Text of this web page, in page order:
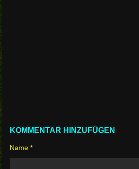
KOMMENTAR HINZUFÜGEN
Name *